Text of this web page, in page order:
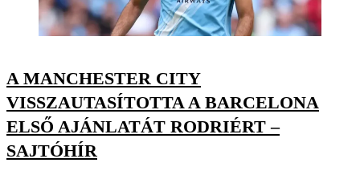
A MANCHESTER CITY
VISSZAUTASÍTOTTA A BARCELONA
ELSŐ AJÁNLATÁT RODRIÉRT –
SAJTÓHÍR